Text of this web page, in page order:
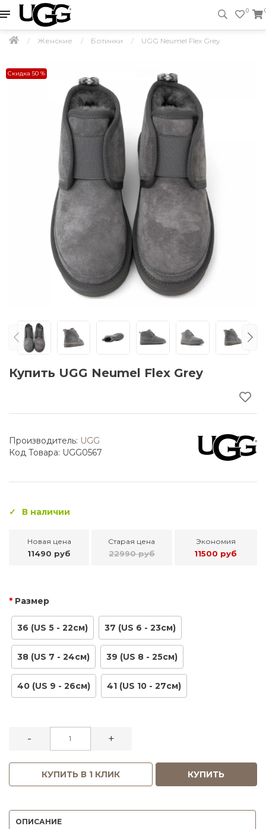
0
Женские Ботинки UGG Neumel Flex Grey
Скидка 50 %
Купить UGG Neumel Flex Grey
Производитель: UGG
Код Товара: UGG0567
В наличии
Новая цена
11490 руб
Старая цена
22990 руб
Экономия
11500 руб
Размер
36 (US 5 - 22см) 37 (US 6 - 23см)
38 (US 7 - 24см) 39 (US 8 - 25см)
40 (US 9 - 26см) 41 (US 10 - 27см)
- +
КУПИТЬ В 1 КЛИК КУПИТЬ
ОПИСАНИЕ